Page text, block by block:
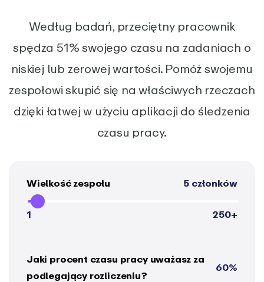
Według badań, przeciętny pracownik
spędza 51% swojego czasu na zadaniach o
niskiej lub zerowej wartości. Pomóż swojemu
zespołowi skupić się na właściwych rzeczach
dzięki łatwej w użyciu aplikacji do śledzenia
czasu pracy.
Wielkość zespołu 5 członków
1 250+
Jaki procent czasu pracy uważasz za
podlegający rozliczeniu?
60%